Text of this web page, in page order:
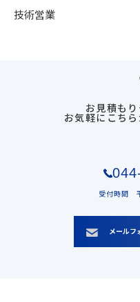
技術営業
お見積も
お気軽にこちら
受付時間
メールフ